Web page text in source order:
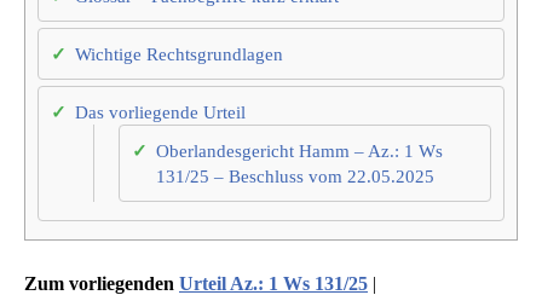
Wichtige Rechtsgrundlagen
Das vorliegende Urteil
Oberlandesgericht Hamm – Az.: 1 Ws
131/25 – Beschluss vom 22.05.2025
Zum vorliegenden Urteil Az.: 1 Ws 131/25 |